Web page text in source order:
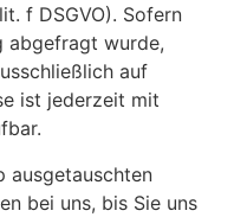
f DSGVO). Sofern
abgefragt wurde,
auf
ist jederzeit mit
ausgetauschten
bei uns, bis Sie uns